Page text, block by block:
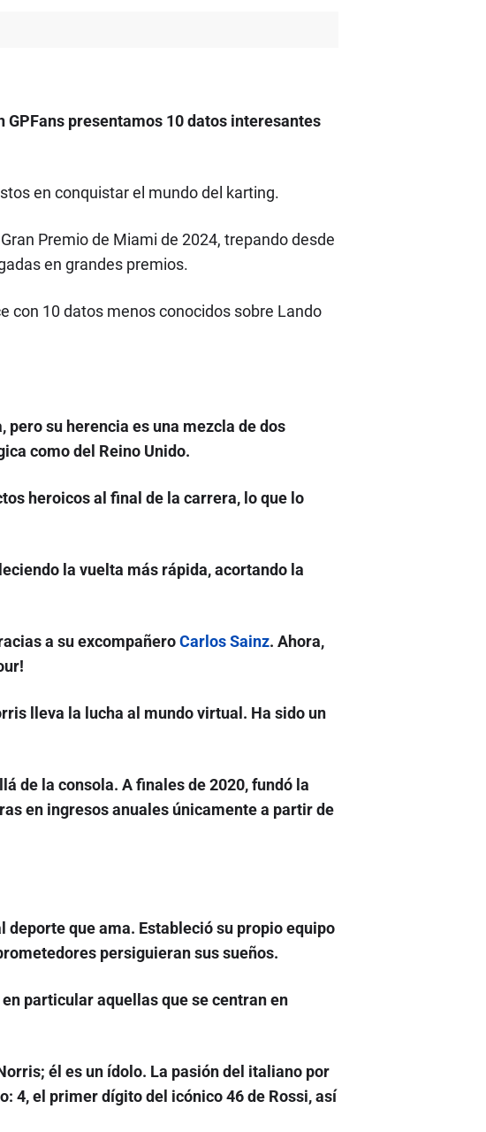
presentamos 10 datos interesantes
en conquistar el mundo del karting.
Premio de Miami de 2024, trepando desde
en grandes premios.
con 10 datos menos conocidos sobre Lando
su herencia es una mezcla de dos
como del Reino Unido.
heroicos al final de la carrera, lo que lo
la vuelta más rápida, acortando la
a su excompañeroCarlos Sainz. Ahora,
lleva la lucha al mundo virtual. Ha sido un
de la consola. A finales de 2020, fundó la
en ingresos anuales únicamente a partir de
que ama. Estableció su propio equipo
persiguieran sus sueños.
particular aquellas que se centran en
él es un ídolo. La pasión del italiano por
4, el primer dígito del icónico 46 de Rossi, así